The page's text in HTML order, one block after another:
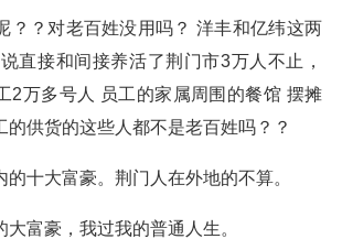
？对老百姓没用吗？ 洋丰和亿纬这两
直接和间接养活了荆门市3万人不止，
2万多号人 员工的家属周围的餐馆 摆摊
的供货的这些人都不是老百姓吗？？
大富豪。荆门人在外地的不算。
富豪，我过我的普通人生。